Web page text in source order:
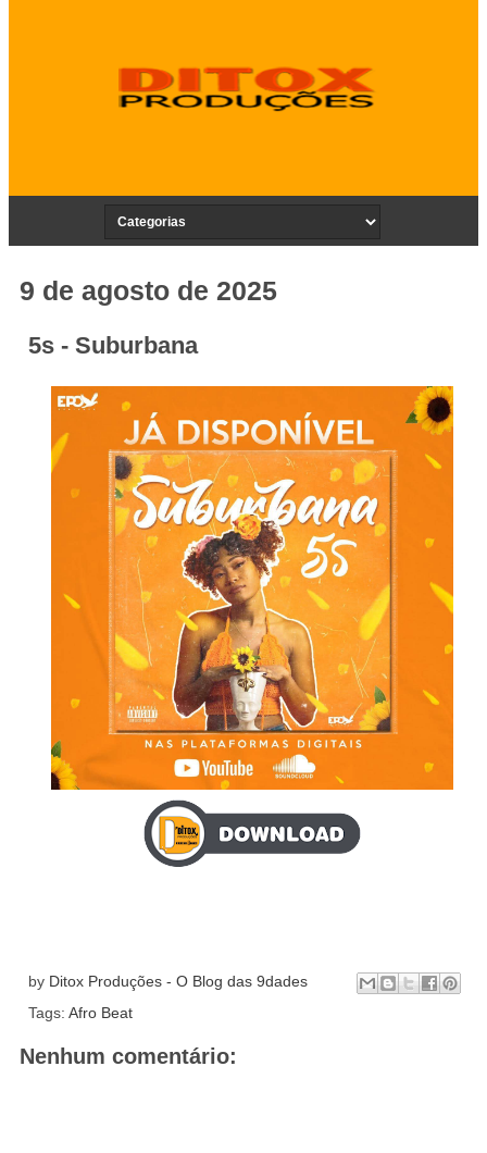
9 de agosto de 2025
5s - Suburbana
by Ditox Produções - O Blog das 9dades
Tags: Afro Beat
Nenhum comentário: